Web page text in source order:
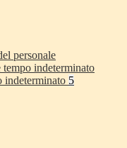
personale
tempo indeterminato
indeterminato 5